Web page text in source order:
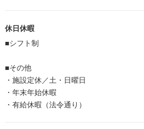
休日休暇
■シフト制
■その他
・施設定休／土・日曜日
・年末年始休暇
・有給休暇（法令通り）